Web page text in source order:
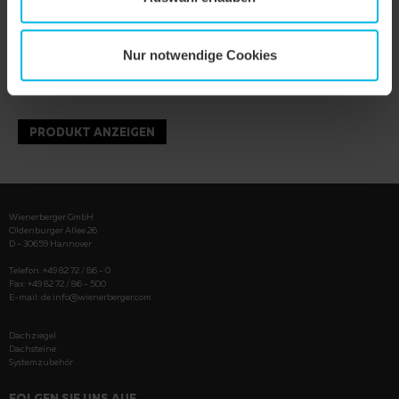
Nur notwendige Cookies
PRODUKT ANZEIGEN
Wienerberger GmbH
Oldenburger Allee 26
D - 30659 Hannover
Telefon: +49 82 72 / 86 - 0
Fax: +49 82 72 / 86 - 500
E-mail: de.info@wienerberger.com
Dachziegel
Dachsteine
Systemzubehör